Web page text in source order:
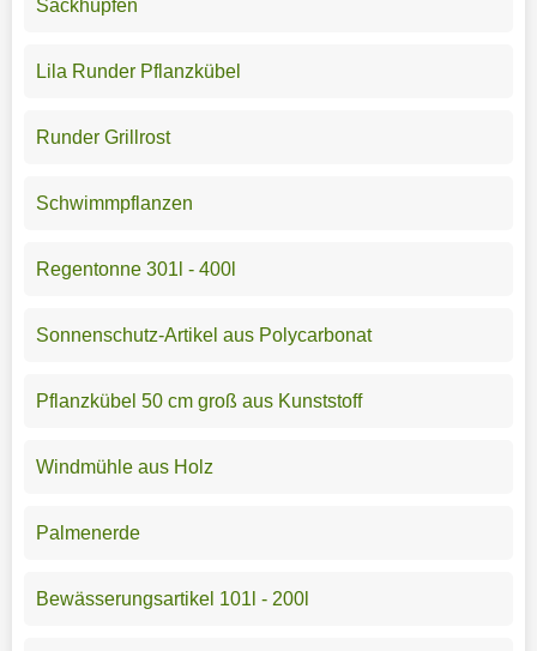
Sackhüpfen
Lila Runder Pflanzkübel
Runder Grillrost
Schwimmpflanzen
Regentonne 301l - 400l
Sonnenschutz-Artikel aus Polycarbonat
Pflanzkübel 50 cm groß aus Kunststoff
Windmühle aus Holz
Palmenerde
Bewässerungsartikel 101l - 200l